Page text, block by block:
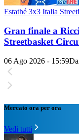
Estathé 3x3 Italia
Gran finale a
Streetbasket
06 Ago 2026 - 15:59
Mercato ora per ora
Vedi tutti